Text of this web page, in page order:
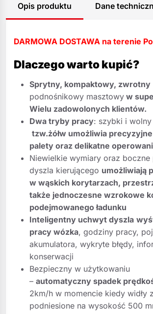
Opis produktu Dane
DARMOWA DOSTAWA na terenie
Dlaczego warto kupić?
Sprytny, kompaktowy, zwrotny
podnośnikowy masztowy w
Wielu zadowolonych klientów.
Dwa tryby pracy: szybki i
tzw.żółw umożliwia
palety oraz delikatne
Niewielkie wymiary oraz boczne
dyszla kierującego umożliwiają
w wąskich korytarzach,
także jednoczesne wzrokowe
podejmowanego ładunku
Inteligentny uchwyt dyszla
pracy wózka, godziny pracy,
akumulatora, wykryte błędy,
konserwacji
Bezpieczny w użytkowaniu
– automatyczny spadek
2km/h w momencie kiedy widły
podniesione na wysokość 500